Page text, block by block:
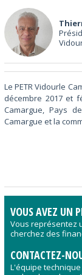
Le PETR Vidourle
décembre 2017 et
Camargue, Pays
Camargue et la
VOUS AVEZ UN
Vous représentez
cherchez des
CONTACTEZ-
L'équipe